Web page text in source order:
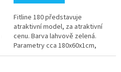
Fitline 180 představuje
atraktivní model, za atraktivní
cenu. Barva lahvově zelená.
Parametry cca 180x60x1cm,
váha cca 1,5 kg.